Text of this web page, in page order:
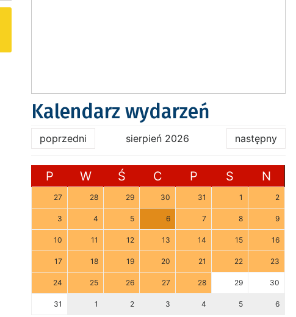
Kalendarz wydarzeń
poprzedni sierpień 2026 następny
P W Ś C P S N
27 28 29 30 31 1 2
3 4 5 6 7 8 9
10 11 12 13 14 15 16
17 18 19 20 21 22 23
24 25 26 27 28 29 30
31 1 2 3 4 5 6